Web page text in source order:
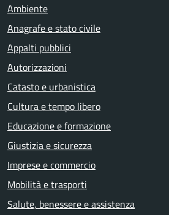
Ambiente
Anagrafe e stato civile
Appalti pubblici
Autorizzazioni
Catasto e urbanistica
Cultura e tempo libero
Educazione e formazione
Giustizia e sicurezza
Imprese e commercio
Mobilità e trasporti
Salute, benessere e assistenza